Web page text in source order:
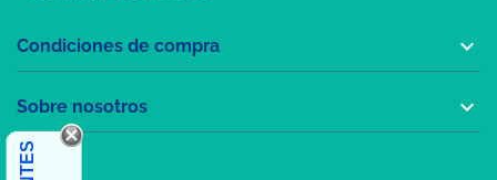
Condiciones de compra 
Sobre nosotros 